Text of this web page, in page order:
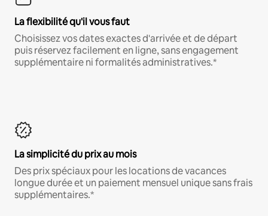
La flexibilité qu'il vous faut
Choisissez vos dates exactes d'arrivée et de départ
puis réservez facilement en ligne, sans engagement
supplémentaire ni formalités administratives.*
La simplicité du prix au mois
Des prix spéciaux pour les locations de vacances
longue durée et un paiement mensuel unique sans frais
supplémentaires.*